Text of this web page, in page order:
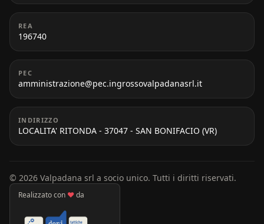
REA
196740
PEC
amministrazione@pec.ingrossovalpadanasrl.it
INDIRIZZO
LOCALITA' RITONDA - 37047 - SAN BONIFACIO (VR)
© 2026 Valpadana srl a socio unico. Tutti i diritti riservati.
Realizzato con ♥da